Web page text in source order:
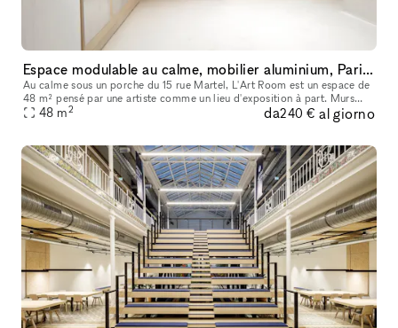
Espace modulable au calme, mobilier aluminium, Paris 10e
Au calme sous un porche du 15 rue Martel, L'Art Room est un espace de
48 m² pensé par une artiste comme un lieu d'exposition à part. Murs
blancs prêts à accrocher, sol avec un réagreage rose pale, be
48 m2 da240 € al giorno